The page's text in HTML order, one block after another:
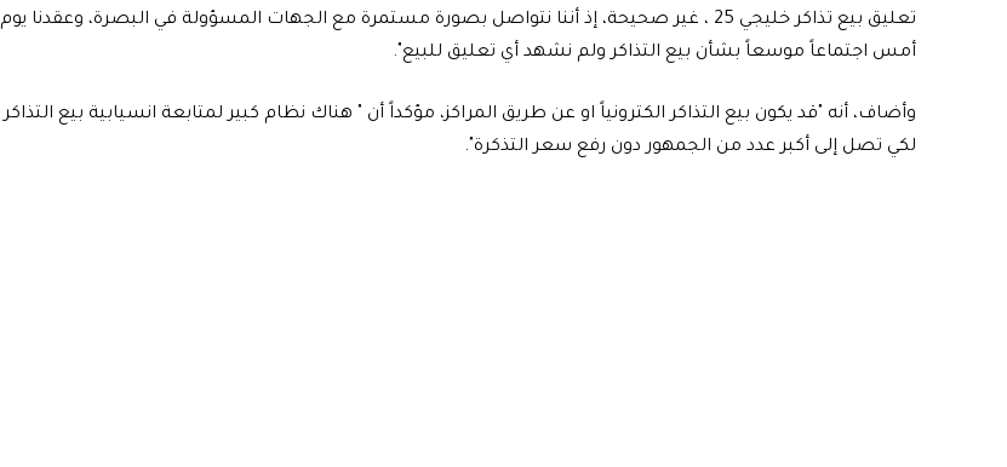
تعليق بيع تذاكر خليجي 25 ، غير صحيحة، إذ أننا نتواصل بصورة مستمرة مع الجهات المسؤولة في البصرة، وعقدنا يوم
أمس اجتماعاً موسعاً بشأن بيع التذاكر ولم نشهد أي تعليق للبيع".
وأضاف، أنه "قد يكون بيع التذاكر الكترونياً او عن طريق المراكز، مؤكداً أن " هناك نظام كبير لمتابعة انسيابية بيع التذاكر
لكي تصل إلى أكبر عدد من الجمهور دون رفع سعر التذكرة".